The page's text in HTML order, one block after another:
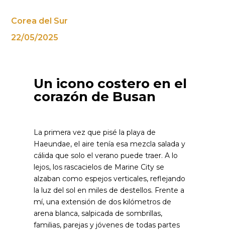
Corea del Sur
22/05/2025
Un icono costero en el
corazón de Busan
La primera vez que pisé la playa de
Haeundae, el aire tenía esa mezcla salada y
cálida que solo el verano puede traer. A lo
lejos, los rascacielos de Marine City se
alzaban como espejos verticales, reflejando
la luz del sol en miles de destellos. Frente a
mí, una extensión de dos kilómetros de
arena blanca, salpicada de sombrillas,
familias, parejas y jóvenes de todas partes